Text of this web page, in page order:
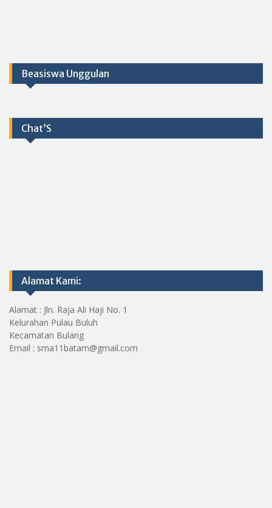
Beasiswa Unggulan
Chat’S
Alamat Kami:
Alamat : Jln. Raja Ali Haji No. 1
Kelurahan Pulau Buluh
Kecamatan Bulang
Email : sma11batam@gmail.com